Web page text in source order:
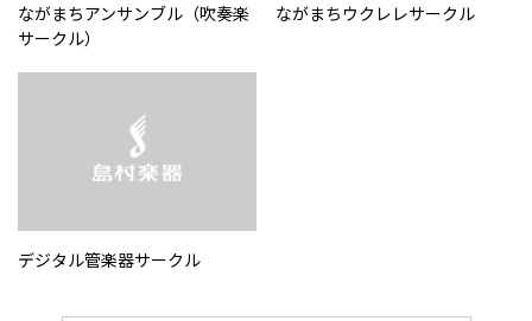
ながまちアンサンブル（吹奏楽
サークル）
ながまちウクレレサークル
デジタル管楽器サークル